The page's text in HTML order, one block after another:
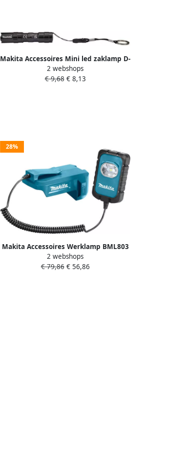
Makita Accessoires Mini led zaklamp D-
58752
2 webshops
€ 9,68€ 8,13
28%
Makita Accessoires Werklamp BML803
14 4V 18V DEABML803
2 webshops
€ 79,86€ 56,86